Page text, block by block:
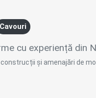
Cavouri
cu experiență din
și amenajări de